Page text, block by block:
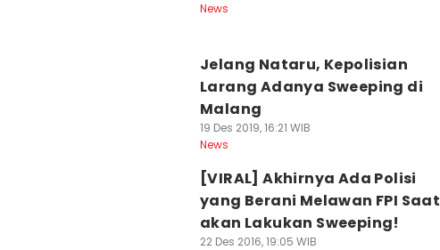
News
Jelang Nataru, Kepolisian
Larang Adanya Sweeping di
Malang
19 Des 2019, 16:21 WIB
News
[VIRAL] Akhirnya Ada Polisi
yang Berani Melawan FPI Saat
akan Lakukan Sweeping!
22 Des 2016, 19:05 WIB